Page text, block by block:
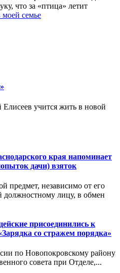
что за «птица» летит
семье
учится жить в новой
края напоминает
дачи) взяток
предмет, независимо от его
должностному лицу, в обмен
присоединились к
со стражем порядка»
по Новопокровскому району
совета при Отделе,...